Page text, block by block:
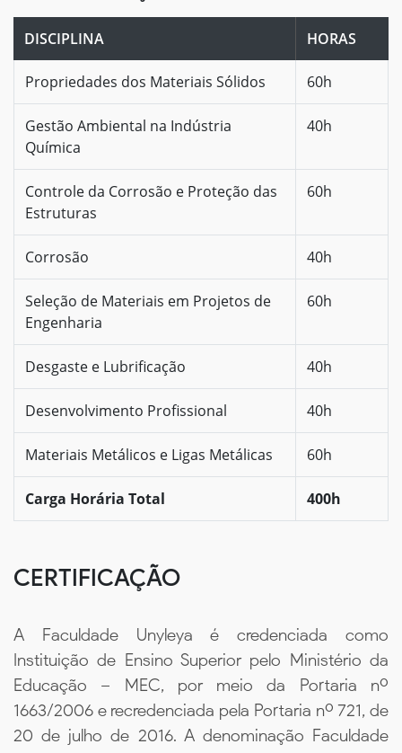
DISCIPLINA HORAS
Propriedades dos Materiais Sólidos 60h
Gestão Ambiental na Indústria
Química
40h
Controle da Corrosão e Proteção das
Estruturas
60h
Corrosão 40h
Seleção de Materiais em Projetos de
Engenharia
60h
Desgaste e Lubrificação 40h
Desenvolvimento Profissional 40h
Materiais Metálicos e Ligas Metálicas 60h
Carga Horária Total 400h
CERTIFICAÇÃO
A Faculdade Unyleya é credenciada como
Instituição de Ensino Superior pelo Ministério da
Educação – MEC, por meio da Portaria nº
1663/2006 e recredenciada pela Portaria nº 721, de
20 de julho de 2016. A denominação Faculdade